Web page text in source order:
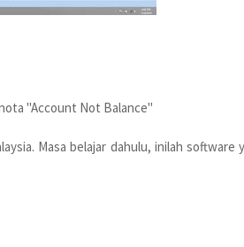
"Account Not Balance"
Masa belajar dahulu, inilah software